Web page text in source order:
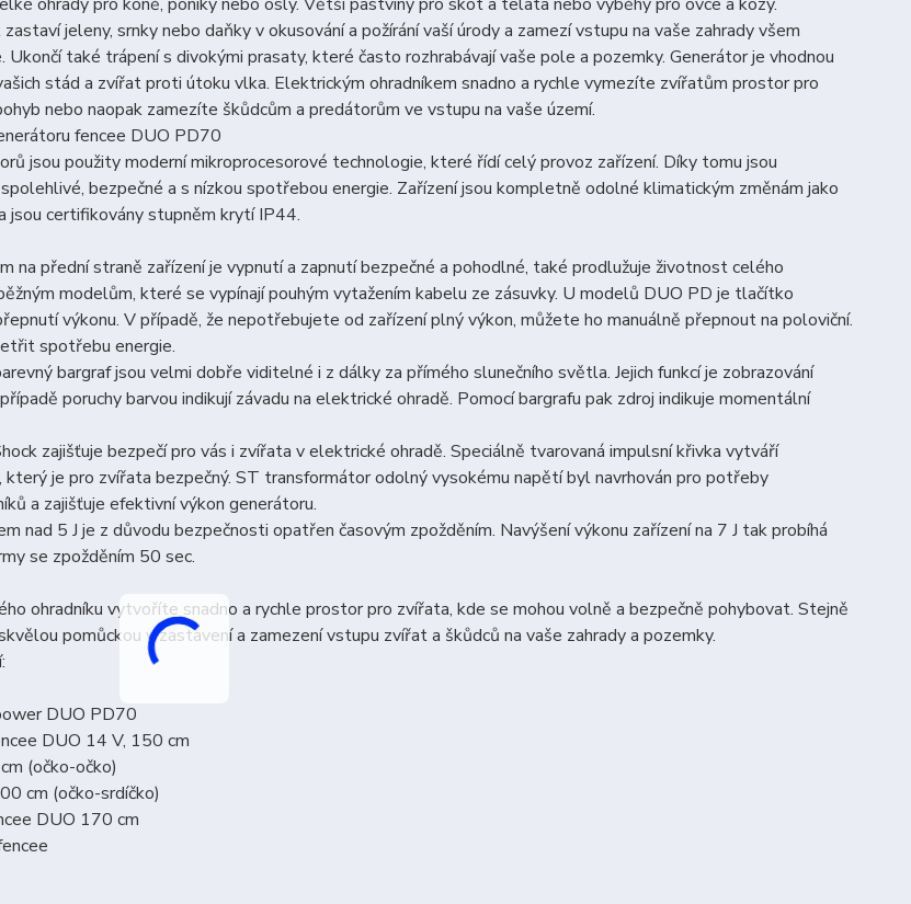
jeleny, srnky nebo daňky v okusování a požírání vaší úrody a zamezí vstupu na vaše zahrady všem
Ukončí také trápení s divokými prasaty, které často rozhrabávají vaše pole a pozemky. Generátor je vhodnou
stád a zvířat proti útoku vlka. Elektrickým ohradníkem snadno a rychle vymezíte zvířatům prostor pro
nebo naopak zamezíte škůdcům a predátorům ve vstupu na vaše území.
fencee DUO PD70
jsou použity moderní mikroprocesorové technologie, které řídí celý provoz zařízení. Díky tomu jsou
bezpečné a s nízkou spotřebou energie. Zařízení jsou kompletně odolné klimatickým změnám jako
jsou certifikovány stupněm krytí IP44.
na přední straně zařízení je vypnutí a zapnutí bezpečné a pohodlné, také prodlužuje životnost celého
modelům, které se vypínají pouhým vytažením kabelu ze zásuvky. U modelů DUO PD je tlačítko
výkonu. V případě, že nepotřebujete od zařízení plný výkon, můžete ho manuálně přepnout na poloviční.
spotřebu energie.
bargraf jsou velmi dobře viditelné i z dálky za přímého slunečního světla. Jejich funkcí je zobrazování
poruchy barvou indikují závadu na elektrické ohradě. Pomocí bargrafu pak zdroj indikuje momentální
zajišťuje bezpečí pro vás i zvířata v elektrické ohradě. Speciálně tvarovaná impulsní křivka vytváří
který je pro zvířata bezpečný. ST transformátor odolný vysokému napětí byl navrhován pro potřeby
a zajišťuje efektivní výkon generátoru.
nad 5 J je z důvodu bezpečnosti opatřen časovým zpožděním. Navýšení výkonu zařízení na 7 J tak probíhá
se zpožděním 50 sec.
ohradníku vytvoříte snadno a rychle prostor pro zvířata, kde se mohou volně a bezpečně pohybovat. Stejně
pomůckou v zastavení a zamezení vstupu zvířat a škůdců na vaše zahrady a pozemky.
DUO PD70
DUO 14 V, 150 cm
(očko-očko)
cm (očko-srdíčko)
DUO 170 cm